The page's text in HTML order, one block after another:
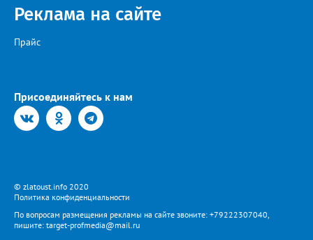
Когда будет восстановлена подача воды в дом №88 в
комментарии не уточняется.
Реклама на сайте
Прайс
Присоединяйтесь к нам
© zlatoust.info 2020
Политика конфиденциальности
По вопросам размещения рекламы на сайте звоните: +79222307040,
пишите: target-profmedia@mail.ru